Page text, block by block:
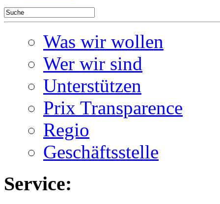
Was wir wollen
Wer wir sind
Unterstützen
Prix Transparence
Regio
Geschäftsstelle
Service: